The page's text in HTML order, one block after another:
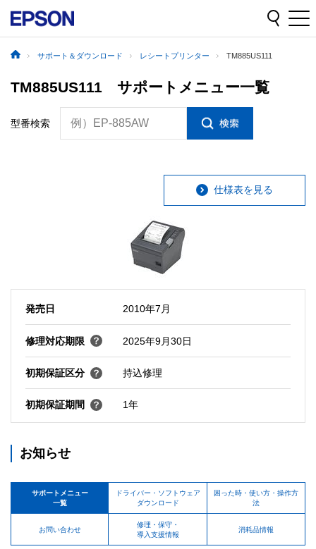
サポート＆ダウンロード レシートプリンター TM885US111
TM885US111 サポートメニュー一覧
型番検索 例）EP-885AW
仕様表を見る
発売日 2010年7月
修理対応期限 2025年9月30日
初期保証区分 持込修理
初期保証期間 1年
お知らせ
サポートメニュー
一覧
ドライバー・ソフトウェア
ダウンロード
困った時・使い方・操作方
法
お問い合わせ
修理・保守・
導入支援情報
消耗品情報